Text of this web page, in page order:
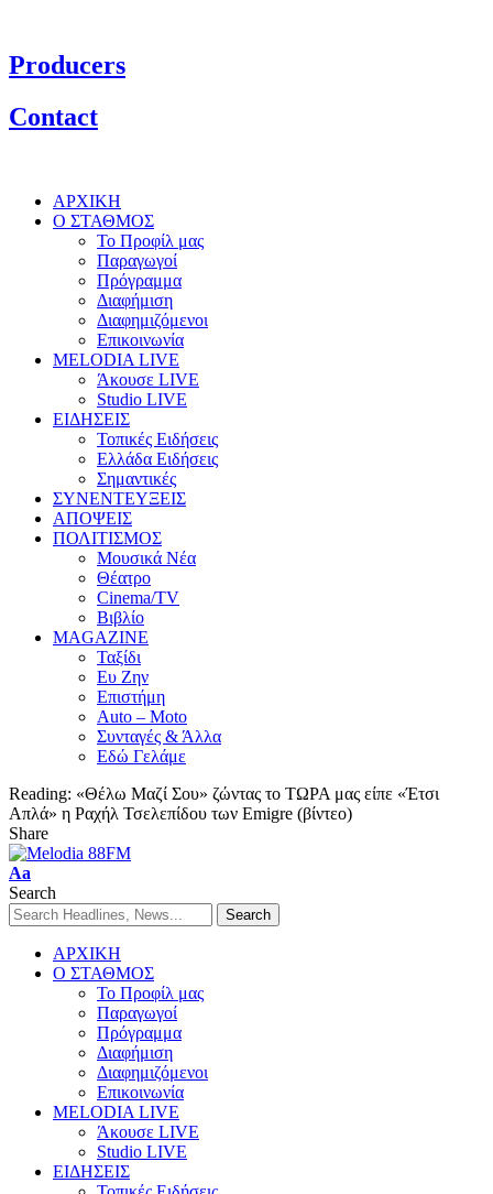
Producers
Contact
ΑΡΧΙΚΗ
Ο ΣΤΑΘΜΟΣ
Το Προφίλ μας
Παραγωγοί
Πρόγραμμα
Διαφήμιση
Διαφημιζόμενοι
Επικοινωνία
MELODIA LIVE
Άκουσε LIVE
Studio LIVE
ΕΙΔΗΣΕΙΣ
Τοπικές Ειδήσεις
Ελλάδα Ειδήσεις
Σημαντικές
ΣΥΝΕΝΤΕΥΞΕΙΣ
ΑΠΟΨΕΙΣ
ΠΟΛΙΤΙΣΜΟΣ
Μουσικά Νέα
Θέατρο
Cinema/TV
Βιβλίο
MAGAZINE
Ταξίδι
Ευ Ζην
Επιστήμη
Auto – Moto
Συνταγές & Άλλα
Εδώ Γελάμε
Reading: «Θέλω Μαζί Σου» ζώντας το ΤΩΡΑ μας είπε «Έτσι
Απλά» η Ραχήλ Τσελεπίδου των Emigre (βίντεο)
Share
Aa
Search
ΑΡΧΙΚΗ
Ο ΣΤΑΘΜΟΣ
Το Προφίλ μας
Παραγωγοί
Πρόγραμμα
Διαφήμιση
Διαφημιζόμενοι
Επικοινωνία
MELODIA LIVE
Άκουσε LIVE
Studio LIVE
ΕΙΔΗΣΕΙΣ